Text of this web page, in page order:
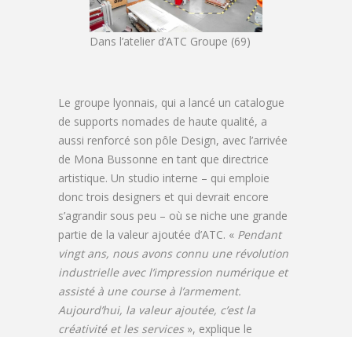
Dans l’atelier d’ATC Groupe (69)
Le groupe lyonnais, qui a lancé un catalogue
de supports nomades de haute qualité, a
aussi renforcé son pôle Design, avec l’arrivée
de Mona Bussonne en tant que directrice
artistique. Un studio interne – qui emploie
donc trois designers et qui devrait encore
s’agrandir sous peu – où se niche une grande
partie de la valeur ajoutée d’ATC. « Pendant
vingt ans, nous avons connu une révolution
industrielle avec l’impression numérique et
assisté à une course à l’armement.
Aujourd’hui, la valeur ajoutée, c’est la
créativité et les services», explique le